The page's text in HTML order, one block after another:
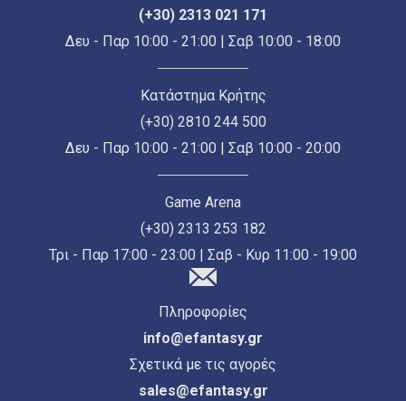
(+30) 2313 021 171
Δευ - Παρ 10:00 - 21:00 | Σαβ 10:00 - 18:00
Κατάστημα Κρήτης
(+30) 2810 244 500
Δευ - Παρ 10:00 - 21:00 | Σαβ 10:00 - 20:00
Game Arena
(+30) 2313 253 182
Τρι - Παρ 17:00 - 23:00 | Σαβ - Κυρ 11:00 - 19:00
Πληροφορίες
info@efantasy.gr
Σχετικά με τις αγορές
sales@efantasy.gr